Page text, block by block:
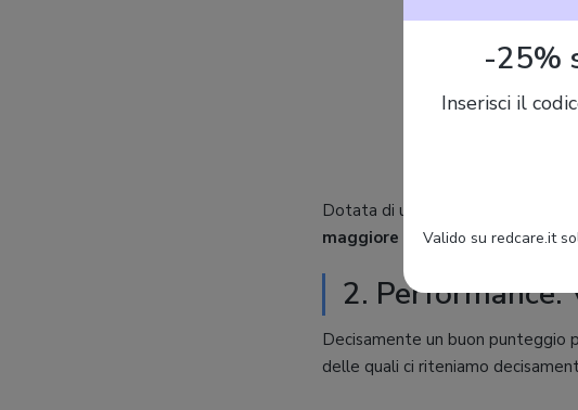
Dotata di una struttura
maggiore rispetto alle altre
2. Performance:
Decisamente un buon punteggio
delle quali ci riteniamo
-25%
Inserisci il
Valido su redcare.it